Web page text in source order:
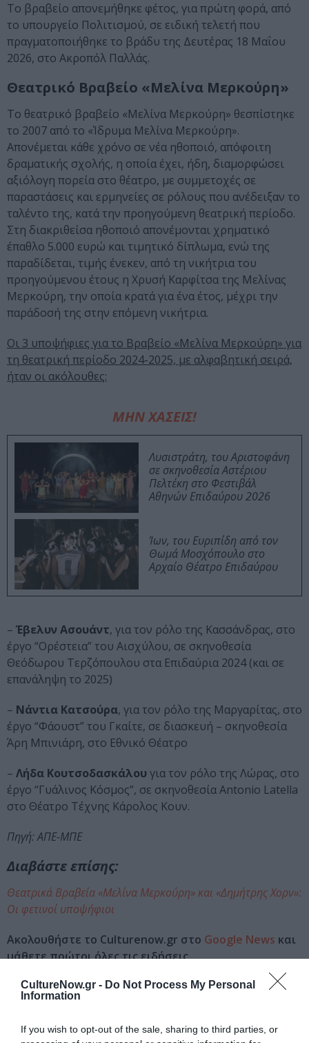
CultureNow.gr - Do Not Process My Personal
Information
If you wish to opt-out of the sale, sharing to third parties, or
Το βραβείο απονεμήθηκε φέτος, για πρώτη φορά, από
το υπουργείο Πολιτισμού, σε ειδική τελετή που
πραγματοποιήθηκε το βράδυ της Δευτέρας 18 Μαΐου
2026, στο Ακροπόλ Παλλάς.
Θεατρικό Βραβείο «Μελίνα Μερκούρη»
Το θεατρικό βραβείο «Μελίνα Μερκούρη» θεσπίστηκε
το 2007 από το «Ίδρυμα Μελίνα Μερκούρη».
Απονέμεται κάθε χρόνο σε νέα ηθοποιό, απόφοιτη
δραματικής σχολής, η οποία έχει, ήδη, διαμορφώσει
αξιόλογη πορεία στο θέατρο, με συμμετοχές σε
παραστάσεις και ερμηνείες σε ρόλους που ανέδειξαν το
ταλέντο της, κατά την προηγούμενη θεατρική περίοδο.
Στη διακριθείσα ηθοποιό απονέμονται χρηματικό
έπαθλο 5.000 ευρώ και τιμητικό δίπλωμα, ενώ της
παραδίδεται, τιμής ένεκεν, από τη νικήτρια του
προηγούμενου έτους η Χρυσή Καρφίτσα της Μελίνας
Μερκούρη, την οποία κρατά για ένα έτος, μέχρι την
παράδοσή της στην επόμενη νικήτρια.
Οι 3 υποψήφιες για το Βραβείο «Μελίνα Μερκούρη» για
τη θεατρική περίοδο 2024-2025, με αλφαβητική σειρά,
ήταν οι ακόλουθες:
ΜΗΝ ΧΑΣΕΙΣ!
Λυσιστράτη, του Αριστοφάνη
σε σκηνοθεσία Αστέριου
Πελτέκη στο Φεστιβάλ
Αθηνών Επιδαύρου 2026
Ίων, του Ευριπίδη από τον
Θωμά Μοσχόπουλο στο
Αρχαίο Θέατρο Επιδαύρου
– Έβελυν Ασουάντ, για τον ρόλο της Κασσάνδρας, στο
έργο “Ορέστεια” του Αισχύλου, σε σκηνοθεσία
Θεόδωρου Τερζόπουλου στα Επιδαύρια 2024 (και σε
επανάληψη το 2025)
– Νάντια Κατσούρα, για τον ρόλο της Μαργαρίτας, στο
έργο “Φάουστ” του Γκαίτε, σε διασκευή – σκηνοθεσία
Άρη Μπινιάρη, στο Εθνικό Θέατρο
– Λήδα Κουτσοδασκάλου για τον ρόλο της Λώρας, στο
έργο “Γυάλινος Κόσμος”, σε σκηνοθεσία Antonio Latella
στο Θέατρο Τέχνης Κάρολος Κουν.
Πηγή: ΑΠΕ-ΜΠΕ
Διαβάστε επίσης:
Θεατρικά Βραβεία «Μελίνα Μερκούρη» και «Δημήτρης Χορν»:
Οι φετινοί υποψήφιοι
Ακολουθήστε το Culturenow.gr στο Google News και
μάθετε πρώτοι όλες τις ειδήσεις
Δείτε όλα τατελευταία νέαγια την Τέχνη και τον
Πολιτισμό στο
Νέοι Διαγωνισμοί❯